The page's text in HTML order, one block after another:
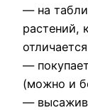
— на
растений,
—
(можно и
—